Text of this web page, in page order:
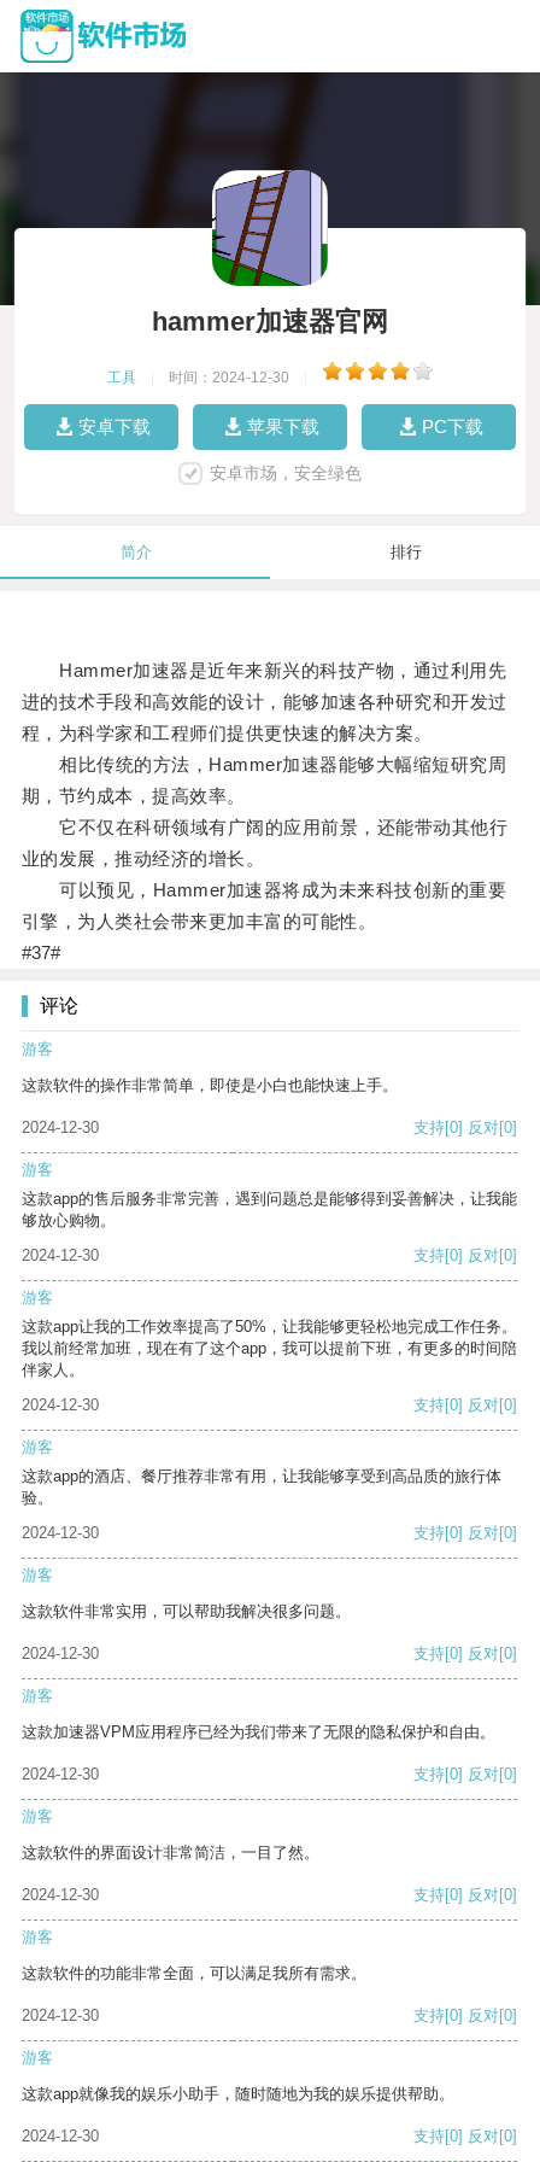
hammer加速器官网
工具 时间：2024-12-30
安卓下载 苹果下载 PC下载
安卓市场，安全绿色
简介 排行
Hammer加速器是近年来新兴的科技产物，通过利用先
进的技术手段和高效能的设计，能够加速各种研究和开发过
程，为科学家和工程师们提供更快速的解决方案。
相比传统的方法，Hammer加速器能够大幅缩短研究周
期，节约成本，提高效率。
它不仅在科研领域有广阔的应用前景，还能带动其他行
业的发展，推动经济的增长。
可以预见，Hammer加速器将成为未来科技创新的重要
引擎，为人类社会带来更加丰富的可能性。
#37#
评论
游客
这款软件的操作非常简单，即使是小白也能快速上手。
2024-12-30 支持[0] 反对[0]
游客
这款app的售后服务非常完善，遇到问题总是能够得到妥善解决，让我能
够放心购物。
2024-12-30
支持[0] 反对[0]
游客
这款app让我的工作效率提高了50%，让我能够更轻松地完成工作任务。
我以前经常加班，现在有了这个app，我可以提前下班，有更多的时间陪
伴家人。
2024-12-30
支持[0] 反对[0]
游客
这款app的酒店、餐厅推荐非常有用，让我能够享受到高品质的旅行体
验。
2024-12-30
支持[0] 反对[0]
游客
这款软件非常实用，可以帮助我解决很多问题。
2024-12-30 支持[0] 反对[0]
游客
这款加速器VPM应用程序已经为我们带来了无限的隐私保护和自由。
2024-12-30 支持[0] 反对[0]
游客
这款软件的界面设计非常简洁，一目了然。
2024-12-30 支持[0] 反对[0]
游客
这款软件的功能非常全面，可以满足我所有需求。
2024-12-30 支持[0] 反对[0]
游客
这款app就像我的娱乐小助手，随时随地为我的娱乐提供帮助。
2024-12-30 支持[0] 反对[0]